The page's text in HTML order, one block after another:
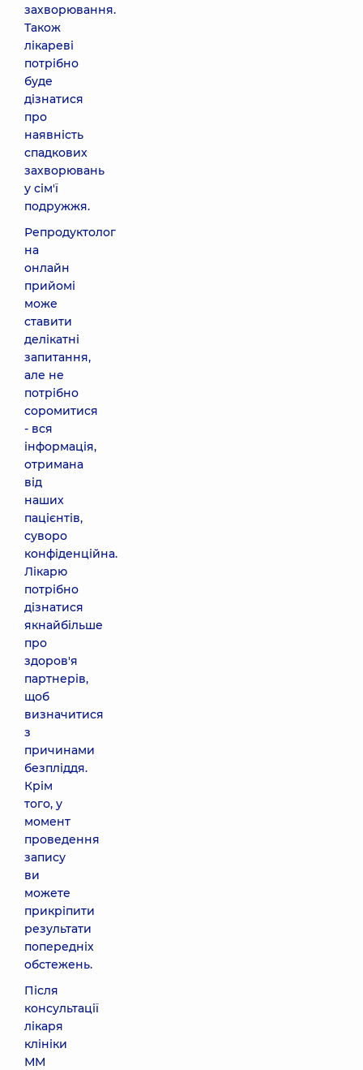
захворювання.
Також
лікареві
потрібно
буде
дізнатися
про
наявність
спадкових
захворювань
у сім'ї
подружжя.
Репродуктолог
на
онлайн
прийомі
може
ставити
делікатні
запитання,
але не
потрібно
соромитися
- вся
інформація,
отримана
від
наших
пацієнтів,
суворо
конфіденційна.
Лікарю
потрібно
дізнатися
якнайбільше
про
здоров'я
партнерів,
щоб
визначитися
з
причинами
безпліддя.
Крім
того, у
момент
проведення
запису
ви
можете
прикріпити
результати
попередніх
обстежень.
Після
консультації
лікаря
клініки
ММ